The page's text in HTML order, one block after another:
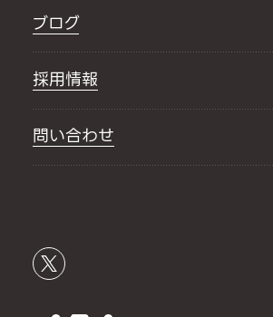
ブログ
採用情報
問い合わせ